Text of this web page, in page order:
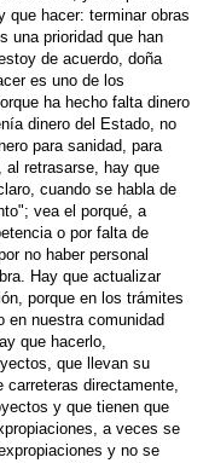
que hacer: terminar obras
una prioridad que han
de acuerdo, doña
es uno de los
ha hecho falta dinero
dinero del Estado, no
para sanidad, para
al retrasarse, hay que
cuando se habla de
vea el porqué, a
o por falta de
no haber personal
Hay que actualizar
porque en los trámites
en nuestra comunidad
que hacerlo,
que llevan su
carreteras directamente,
y que tienen que
a veces se
y no se